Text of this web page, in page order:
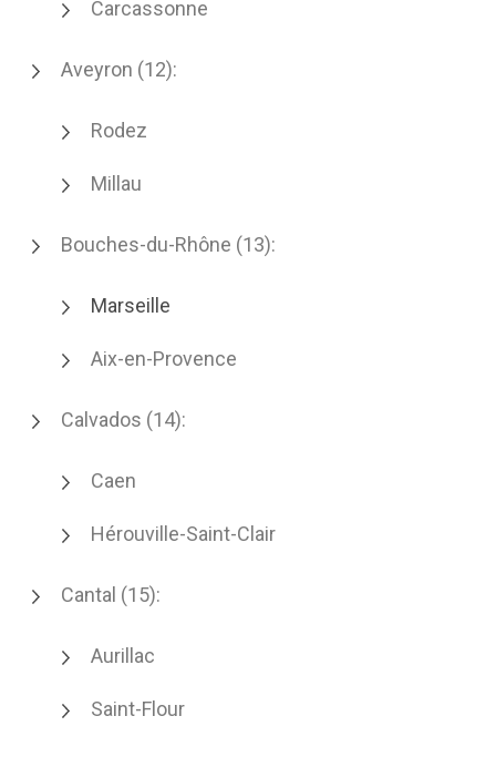
Carcassonne
Aveyron (12):
Rodez
Millau
Bouches-du-Rhône (13):
Marseille
Aix-en-Provence
Calvados (14):
Caen
Hérouville-Saint-Clair
Cantal (15):
Aurillac
Saint-Flour